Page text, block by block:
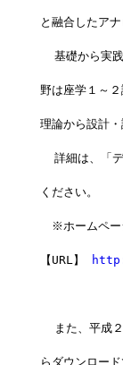
と融合したア
基礎から実
野は座学１～
理論から設計
詳細は、「
ください。
※ホームペー
【URL】
また、平成
らダウンロード